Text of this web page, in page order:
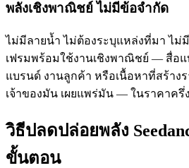
พลังเชิงพาณิชย์ ไม่มีข้อจำกัด
ไม่มีลายน้ำ ไม่ต้องระบุแหล่งที่มา ไม่
เฟรมพร้อมใช้งานเชิงพาณิชย์ — สื่อแ
แบรนด์ งานลูกค้า หรือเนื้อหาที่สร้าง
เจ้าของมัน เผยแพร่มัน — ในราคาครึ่
วิธีปลดปล่อยพลัง
ขั้นตอน